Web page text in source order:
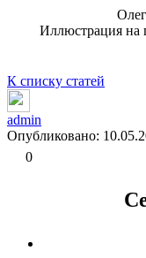
Иллюстрация на
К списку статей
admin
Опубликовано:
0